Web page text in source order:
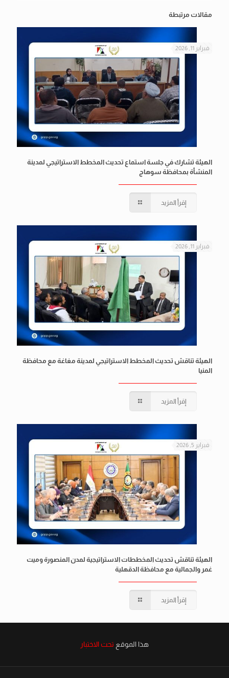
مقالات مرتبطة
فبراير 11, 2026
الهيئة تشارك في جلسة استماع تحديث المخطط الاستراتيجي لمدينة
المنشأة بمحافظة سوهاج
إقرأ المزيد
فبراير 11, 2026
الهيئة تناقش تحديث المخطط الاستراتيجي لمدينة مغاغة مع محافظة
المنيا
إقرأ المزيد
فبراير 5, 2026
الهيئة تناقش تحديث المخططات الاستراتيجية لمدن المنصورة وميت
غمر والجمالية مع محافظة الدقهلية
إقرأ المزيد
هذا الموقع تحت الاختبار